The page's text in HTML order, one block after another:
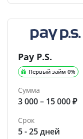
Pay P.S.
Первый займ 0%
Сумма
3 000 – 15 000 ₽
Срок
5 - 25 дней